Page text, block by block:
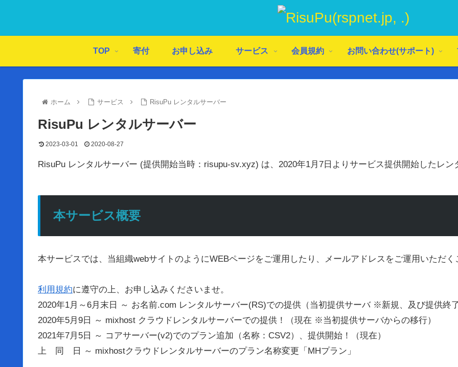
TOP 寄付 お申し込み サービス 会員規約 お問い合わせ(サポート)
ホーム サービス RisuPu レンタルサーバー
RisuPu レンタルサーバー
2023-03-01 2020-08-27
RisuPu レンタルサーバー (提供開始当時：risupu-sv.xyz) は、2020年1月7日よりサービス提供開始したレ
本サービス概要
本サービスでは、当組織webサイトのようにWEBページをご運用したり、メールアドレスをご運用いただ
利用規約に遵守の上、お申し込みくださいませ。
2020年1月～6月末日 ～ お名前.com レンタルサーバー(RS)での提供（当初提供サーバ ※新規、及び提供終
2020年5月9日 ～ mixhost クラウドレンタルサーバーでの提供！（現在 ※当初提供サーバからの移行）
2021年7月5日 ～ コアサーバー(v2)でのプラン追加（名称：CSV2）、提供開始！（現在）
上 同 日 ～ mixhostクラウドレンタルサーバーのプラン名称変更「MHプラン」